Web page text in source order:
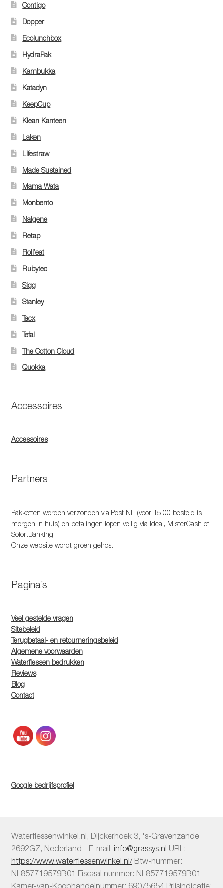
Contigo
Dopper
Ecolunchbox
HydraPak
Kambukka
Katadyn
KeepCup
Klean Kanteen
Laken
Lifestraw
Made Sustained
Mama Wata
Monbento
Nalgene
Retap
Roll’eat
Rubytec
Sigg
Stanley
Tacx
Tefal
The Cotton Cloud
Quokka
Accessoires
Accessoires
Partners
Pakketten worden verzonden via Post NL (voor 15.00 besteld is
morgen in huis) en betalingen lopen veilig via Ideal, MisterCash of
SofortBanking
Onze website wordt groen gehost.
Pagina’s
Veel gestelde vragen
Sitebeleid
Terugbetaal- en retourneringsbeleid
Algemene voorwaarden
Waterflessen bedrukken
Reviews
Blog
Contact
Google bedrijfsprofiel
Waterflessenwinkel.nl, Dijckerhoek 3, 's-Gravenzande
2692GZ, Nederland - E-mail: info@grassys.nl URL:
https://www.waterflessenwinkel.nl/ Btw-nummer:
NL857719579B01 Fiscaal nummer: NL857719579B01
Kamer-van-Koophandelnummer: 69075654 Prijsindicatie: